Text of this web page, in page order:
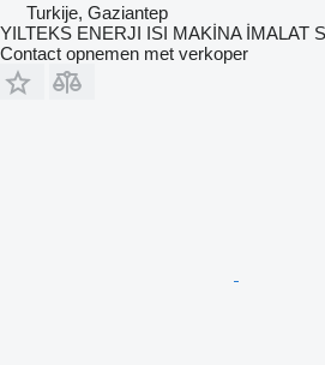
Turkije, Gaziantep
YILTEKS ENERJI ISI MAKİNA İMALAT
Contact opnemen met verkoper